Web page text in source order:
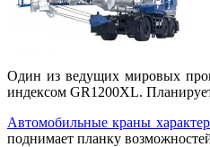
Один из ведущих мировых
индексом GR1200XL.
Автомобильные краны
поднимает планку